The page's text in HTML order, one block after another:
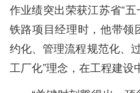
作业绩突出荣获江苏省“
铁路项目经理时，他带领
约化、管理流程规范化、
工厂化”理念，在工程建设